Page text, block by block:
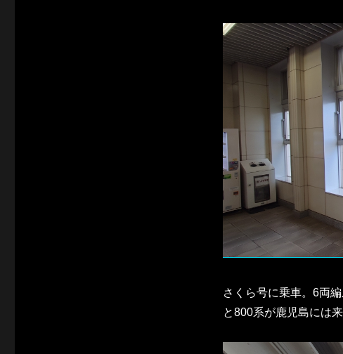
さくら号に乗車。6両
と800系が鹿児島には